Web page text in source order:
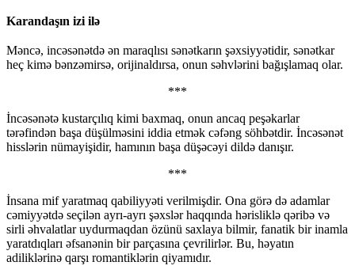
Karandaşın izi ilə
Məncə, incəsənətdə ən maraqlısı sənətkarın şəxsiyyətidir, sənətkar
heç kimə bənzəmirsə, orijinaldırsa, onun səhvlərini bağışlamaq olar.
***
İncəsənətə kustarçılıq kimi baxmaq, onun ancaq peşəkarlar
tərəfindən başa düşülməsini iddia etmək cəfəng söhbətdir. İncəsənət
hisslərin nümayişidir, hamının başa düşəcəyi dildə danışır.
***
İnsana mif yaratmaq qabiliyyəti verilmişdir. Ona görə də adamlar
cəmiyyətdə seçilən ayrı-ayrı şəxslər haqqında hərisliklə qəribə və
sirli əhvalatlar uydurmaqdan özünü saxlaya bilmir, fanatik bir inamla
yaratdıqları əfsanənin bir parçasına çevrilirlər. Bu, həyatın
adiliklərinə qarşı romantiklərin qiyamıdır.